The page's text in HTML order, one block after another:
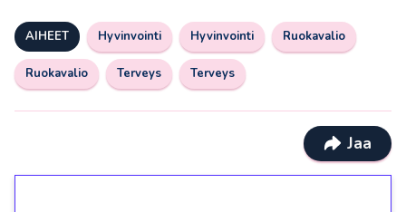
AIHEET Hyvinvointi Hyvinvointi Ruokavalio
Ruokavalio Terveys Terveys
Jaa